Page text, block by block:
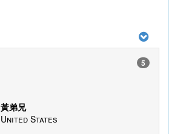
5
黃弟兄
United States